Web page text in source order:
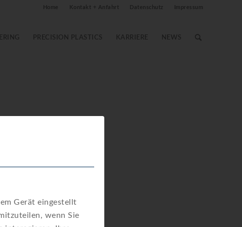
Gerät eingestellt
wenn Sie
Home Kontakt + Anfahrt Datenschutz Impressum
PRECISION PLASTICS KARRIERE NEWS
12.pdf